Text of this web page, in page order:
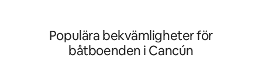
efter att han
roll. ("Duke") Han
Populära bekvämligheter för
båtboenden i Cancún